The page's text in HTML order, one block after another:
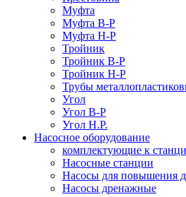
Муфта
Муфта В-Р
Муфта Н-Р
Тройник
Тройник В-Р
Тройник Н-Р
Трубы
Угол
Угол В-Р
Угол Н.Р.
Насосное оборудование
комплектующие к
Насосные станции
Насосы для повышения
Насосы дренажные